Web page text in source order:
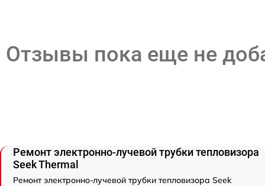
Отзывы пока еще не
Ремонт электронно-лучевой трубки тепловизора
Seek Thermal
Ремонт электронно-лучевой трубки тепловизора Seek